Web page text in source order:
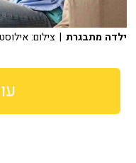
ילדה מתבגרת | צילום: